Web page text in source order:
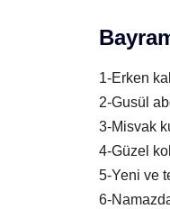
1-Erken
2-Gusül
3-Misvak
4-Güzel
5-Yeni ve
6-